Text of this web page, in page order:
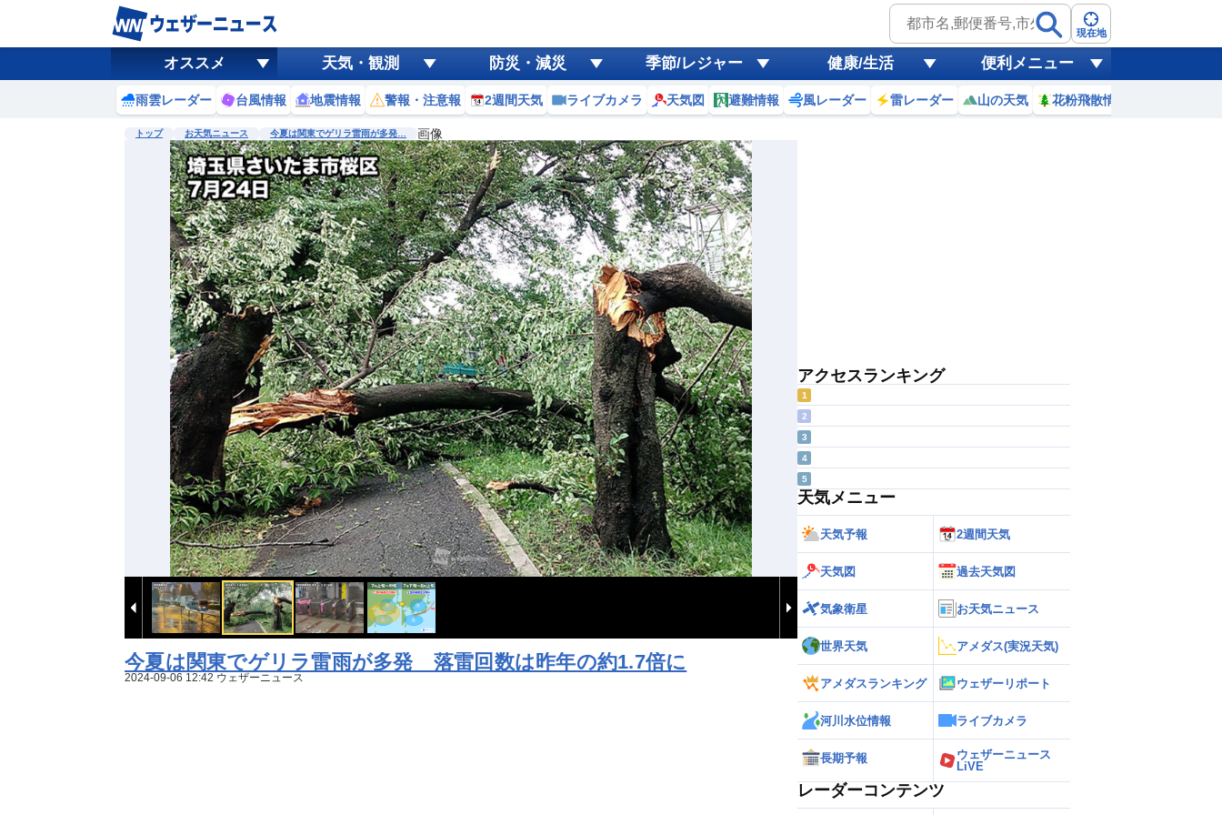
現在地
オススメ 天気・観測 防災・減災 季節/レジャー 健康/生活 便利メニュー
雨雲レーダー 台風情報 地震情報 警報・注意報 2週間天気 ライブカメラ 天気図 避難情報 風レーダー 雷レーダー 山の天気 花粉飛散情報
トップ お天気ニュース 今夏は関東でゲリラ雷雨が多発… 画像
今夏は関東でゲリラ雷雨が多発 落雷回数は昨年の約1.7倍に
2024-09-06 12:42 ウェザーニュース
アクセスランキング
1
2
3
4
5
天気メニュー
天気予報 2週間天気
天気図 過去天気図
気象衛星 お天気ニュース
世界天気 アメダス(実況天気)
アメダスランキング ウェザーリポート
河川水位情報 ライブカメラ
長期予報
ウェザーニュース
LiVE
レーダーコンテンツ